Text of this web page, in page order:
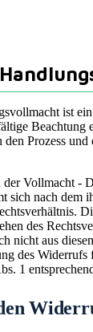
ist
Beachtung
Prozess und
Vollmacht -
sich nach dem
des
nicht aus
des Widerrufs
1